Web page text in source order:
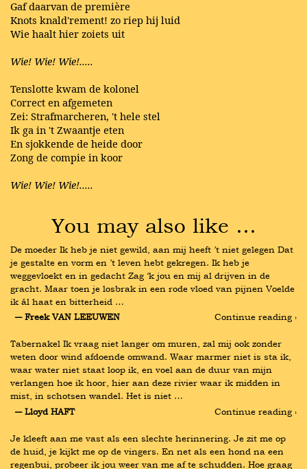
Gaf daarvan de première
Knots knald'rement! zo riep hij luid
Wie haalt hier zoiets uit
Wie! Wie! Wie!.....
Tenslotte kwam de kolonel
Correct en afgemeten
Zei: Strafmarcheren, 't hele stel
Ik ga in 't Zwaantje eten
En sjokkende de heide door
Zong de compie in koor
Wie! Wie! Wie!.....
You may also like …
De moeder Ik heb je niet gewild, aan mij heeft ’t niet gelegen Dat
je gestalte en vorm en ’t leven hebt gekregen. Ik heb je
weggevloekt en in gedacht Zag ‘k jou en mij al drijven in de
gracht. Maar toen je losbrak in een rode vloed van pijnen Voelde
ik ál haat en bitterheid …
― Freek VAN LEEUWEN
Continue reading ›
Tabernakel Ik vraag niet langer om muren, zal mij ook zonder
weten door wind afdoende omwand. Waar marmer niet is sta ik,
waar water niet staat loop ik, en voel aan de duur van mijn
verlangen hoe ik hoor, hier aan deze rivier waar ik midden in
mist, in schotsen wandel. Het is niet …
― Lloyd HAFT
Continue reading ›
Je kleeft aan me vast als een slechte herinnering. Je zit me op
de huid, je kijkt me op de vingers. En net als een hond na een
regenbui, probeer ik jou weer van me af te schudden. Hoe graag